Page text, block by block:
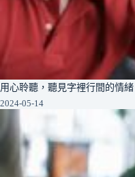
用心聆聽，聽見字裡行間的情緒
2024-05-14